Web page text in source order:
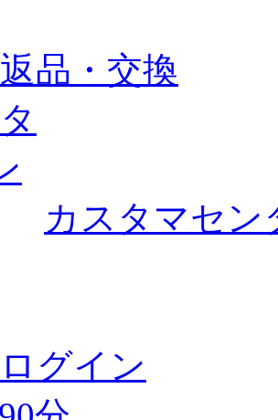
返品・交換
カスタマセン
ログイン